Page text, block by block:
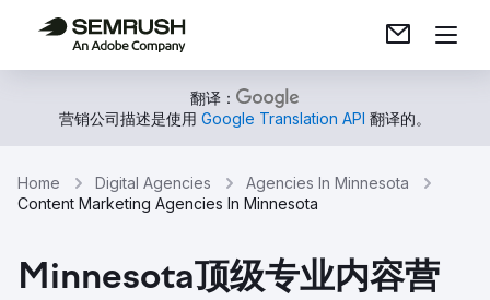
翻译：
营销公司描述是使用 Google Translation API 翻译的。
Home Digital Agencies
Agencies In Minnesota
Content Marketing Agencies In Minnesota
Minnesota顶级专业内容营